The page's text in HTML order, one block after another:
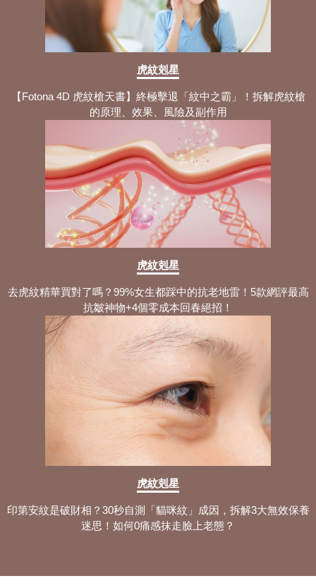
虎紋剋星
【Fotona 4D 虎紋槍天書】終極擊退「紋中之霸」！拆解虎紋槍
的原理、效果、風險及副作用
虎紋剋星
去虎紋精華買對了嗎？99%女生都踩中的抗老地雷！5款網評最高
抗皺神物+4個零成本回春絕招！
虎紋剋星
印第安紋是破財相？30秒自測「貓咪紋」成因，拆解3大無效保養
迷思！如何0痛感抹走臉上老態？